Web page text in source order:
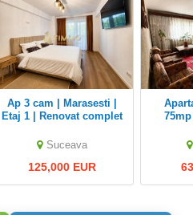
Ap 3 cam | Marasesti |
Etaj 1 | Renovat complet
Suceava
125,000 EUR
Apartament 3 cam |